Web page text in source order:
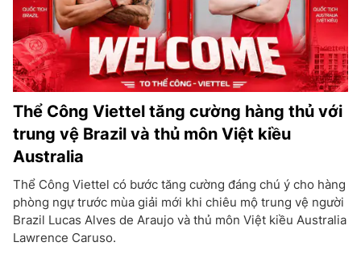
Thể Công Viettel tăng cường hàng thủ với
trung vệ Brazil và thủ môn Việt kiều
Australia
Thể Công Viettel có bước tăng cường đáng chú ý cho hàng
phòng ngự trước mùa giải mới khi chiêu mộ trung vệ người
Brazil Lucas Alves de Araujo và thủ môn Việt kiều Australia
Lawrence Caruso.